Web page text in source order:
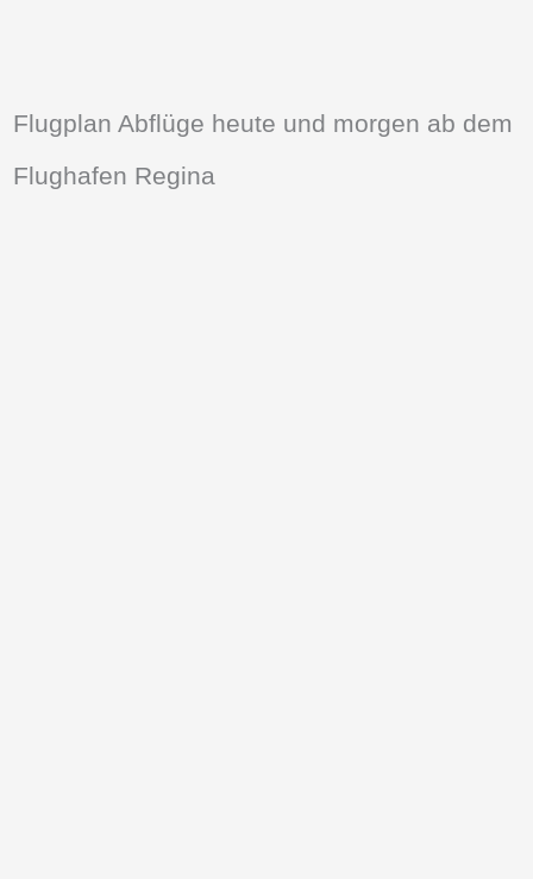
Flugplan Abflüge heute und morgen ab dem
Flughafen Regina